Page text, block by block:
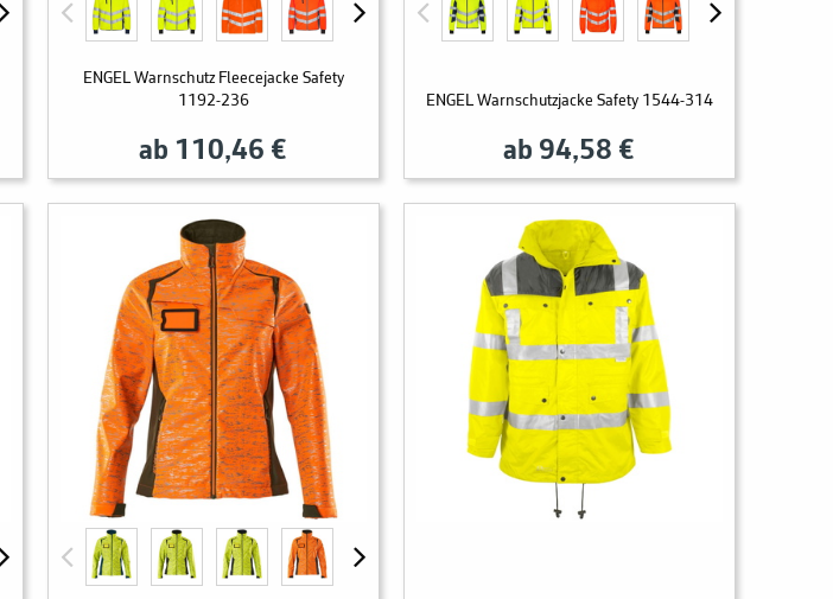
ENGEL Warnschutz Fleecejacke Safety
1192-236
ab 110,46 €
ENGEL Warnschutzjacke Safety 1544-314
ab 94,58 €